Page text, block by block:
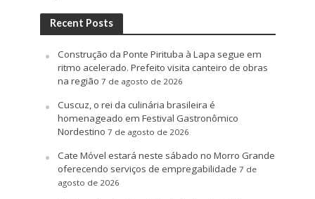
Recent Posts
Construção da Ponte Pirituba à Lapa segue em
ritmo acelerado. Prefeito visita canteiro de obras
na região 7 de agosto de 2026
Cuscuz, o rei da culinária brasileira é
homenageado em Festival Gastronômico
Nordestino 7 de agosto de 2026
Cate Móvel estará neste sábado no Morro Grande
oferecendo serviços de empregabilidade 7 de
agosto de 2026